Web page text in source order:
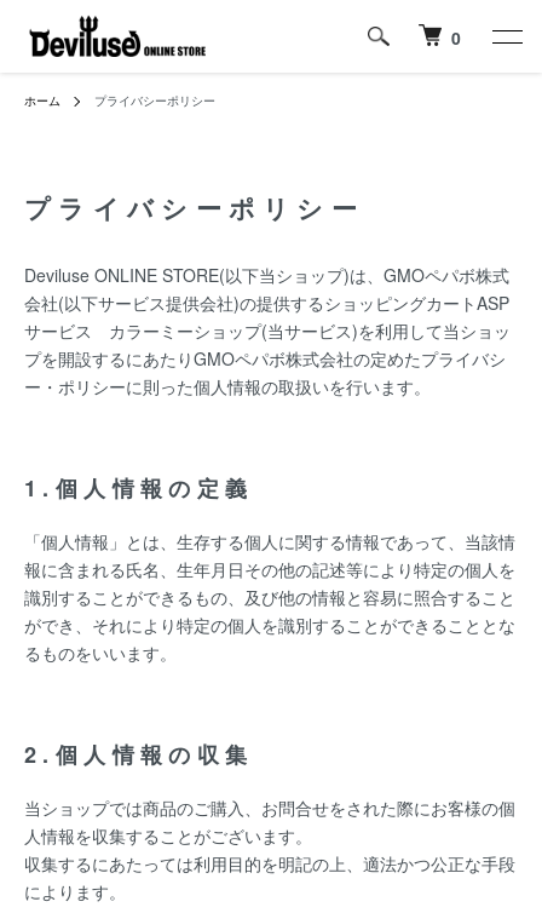
0
ホーム プライバシーポリシー
プライバシーポリシー
Deviluse ONLINE STORE(以下当ショップ)は、 GMOペパボ株式
会社(以下サービス提供会社)の提供するショッピングカートASP
サービス カラーミーショップ(当サービス)を利用して当ショッ
プを開設するにあたりGMOペパボ株式会社の定めたプライバシ
ー・ポリシーに則った個人情報の取扱いを行います。
1.個人情報の定義
「個人情報」とは、生存する個人に関する情報であって、当該情
報に含まれる氏名、生年月日その他の記述等により特定の個人を
識別することができるもの、及び他の情報と容易に照合すること
ができ、それにより特定の個人を識別することができることとな
るものをいいます。
2.個人情報の収集
当ショップでは商品のご購入、お問合せをされた際にお客様の個
人情報を収集することがございます。
収集するにあたっては利用目的を明記の上、適法かつ公正な手段
によります。